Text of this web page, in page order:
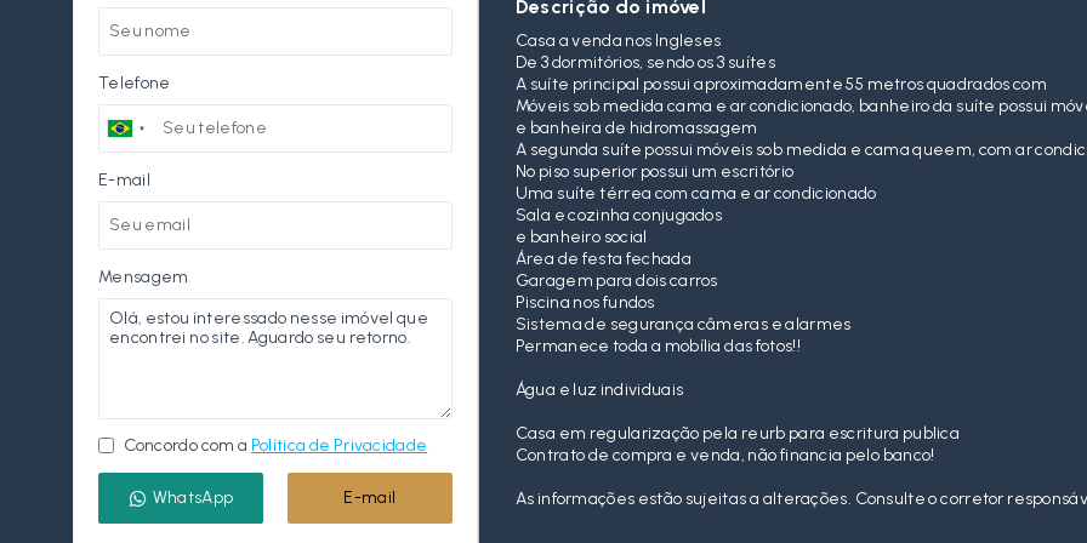
Descrição do imóvel
Casa a venda nos Ingleses
De 3 dormitórios, sendo os 3 suítes
A suíte principal possui aproximadamente 55 metros quadrados com
Móveis sob medida cama e ar condicionado, banheiro da suíte possui
e banheira de hidromassagem
A segunda suíte possui móveis sob medida e cama queem, com ar
No piso superior possui um escritório
Uma suíte térrea com cama e ar condicionado
Sala e cozinha conjugados
e banheiro social
Área de festa fechada
Garagem para dois carros
Piscina nos fundos
Sistema de segurança câmeras e alarmes
Permanece toda a mobília das fotos!!
Água e luz individuais
Casa em regularização pela reurb para escritura publica
Contrato de compra e venda, não financia pelo banco!
As informações estão sujeitas a alterações. Consulte o corretor
Telefone
E-mail
Mensagem
Concordo com a Política de Privacidade
WhatsApp E-mail